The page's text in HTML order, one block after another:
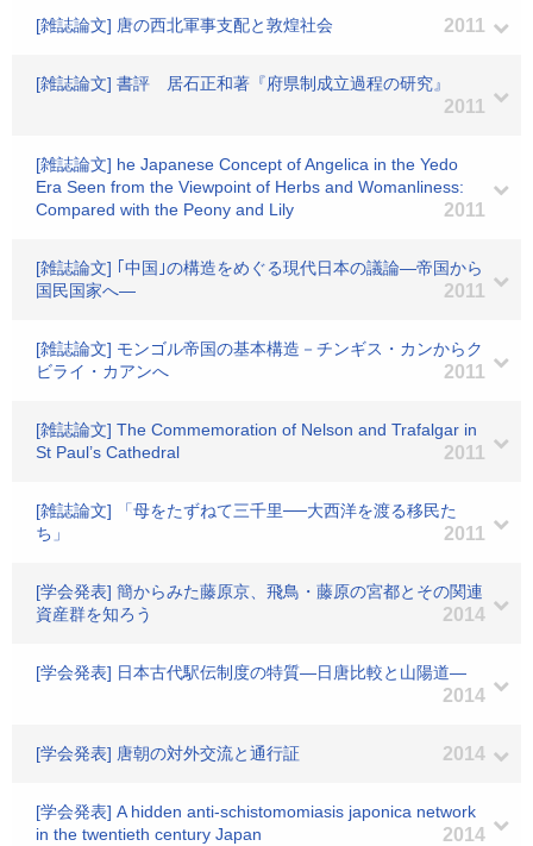
[雑誌論文] 唐の西北軍事支配と敦煌社会 2011
[雑誌論文] 書評 居石正和著『府県制成立過程の研究』
2011
[雑誌論文] he Japanese Concept of Angelica in the Yedo
Era Seen from the Viewpoint of Herbs and Womanliness:
Compared with the Peony and Lily
2011
[雑誌論文] ｢中国｣の構造をめぐる現代日本の議論―帝国から
国民国家へ―
2011
[雑誌論文] モンゴル帝国の基本構造－チンギス・カンからク
ビライ・カアンへ
2011
[雑誌論文] The Commemoration of Nelson and Trafalgar in
St Paul’s Cathedral
2011
[雑誌論文] 「母をたずねて三千里──大西洋を渡る移民た
ち」
2011
[学会発表] 簡からみた藤原京、飛鳥・藤原の宮都とその関連
資産群を知ろう
2014
[学会発表] 日本古代駅伝制度の特質―日唐比較と山陽道―
2014
[学会発表] 唐朝の対外交流と通行証 2014
[学会発表] A hidden anti-schistomomiasis japonica network
in the twentieth century Japan
2014